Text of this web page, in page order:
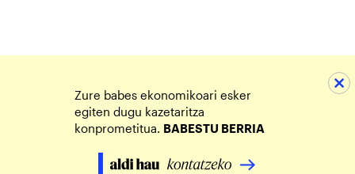
Zure babes ekonomikoari esker
egiten dugu kazetaritza
konprometitua. BABESTU BERRIA